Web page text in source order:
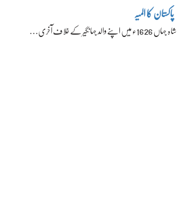
پاکستان کا المیہ
شاہ جہاں 1626ء میں اپنے والد جہانگیر کے خلاف آخری…